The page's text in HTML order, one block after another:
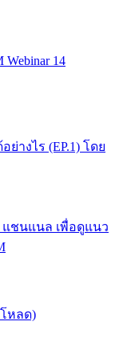
14
างไร (EP.1) โดย
แชนแนล เพื่อดูแนว
หลด)